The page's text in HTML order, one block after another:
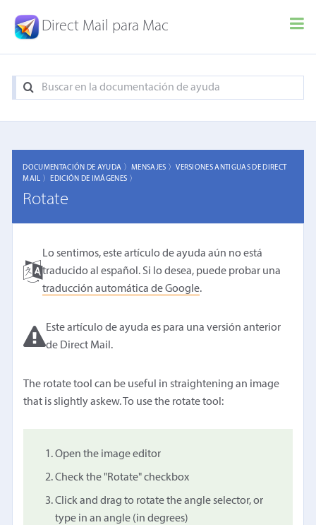
Direct Mail para Mac
DOCUMENTACIÓN DE AYUDA 〉MENSAJES 〉VERSIONES ANTIGUAS DE DIRECT
MAIL 〉 EDICIÓN DE IMÁGENES 〉
Rotate
Lo sentimos, este artículo de ayuda aún no está
traducido al español. Si lo desea, puede probar una
traducción automática de Google.
Este artículo de ayuda es para una versión anterior
de Direct Mail.
The rotate tool can be useful in straightening an image
that is slightly askew. To use the rotate tool:
Open the image editor
Check the "Rotate" checkbox
Click and drag to rotate the angle selector, or
type in an angle (in degrees)